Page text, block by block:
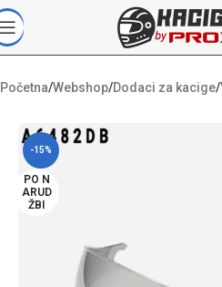
Početna/Webshop/Dodaci za kacige/
-15%
PO N
ARUD
ŽBI